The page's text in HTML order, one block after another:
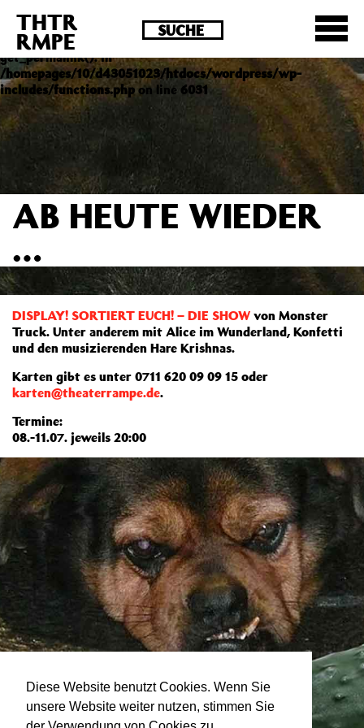
Diese Website benutzt Cookies. Wenn Sie
unsere Website weiter nutzen, stimmen Sie
Deprecated : Die Funktion post_permalink ist seit
Version 4.4.0 veraltet! Verwende stattdessen
get_permalink(). in
/homepages/10/d43051023/htdocs/wordpress/wp-
includes/functions.php on line 6031
THTR
RMPE
AB HEUTE WIEDER
…
DISPLAY! SORTIERT EUCH! – DIE SHOW von Monster
Truck. Unter anderem mit Alice im Wunderland, Konfetti
und den musizierenden Hare Krishnas.
Karten gibt es unter 0711 620 09 09 15 oder
karten@theaterrampe.de.
Termine:
08.-11.07. jeweils 20:00